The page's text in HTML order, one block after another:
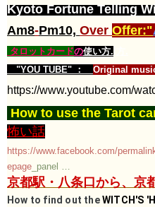
Kyoto Fortune Telling
Am8-Pm10, Over Offer:"
タロットカードの使い方.
"YOU TUBE" ： Original
https://www.youtube.com/
How to use the Tarot
怖い話​​
https://www.facebook.com/
epage _panel
京都駅・八条口から、京
How to find out theWITCH'S